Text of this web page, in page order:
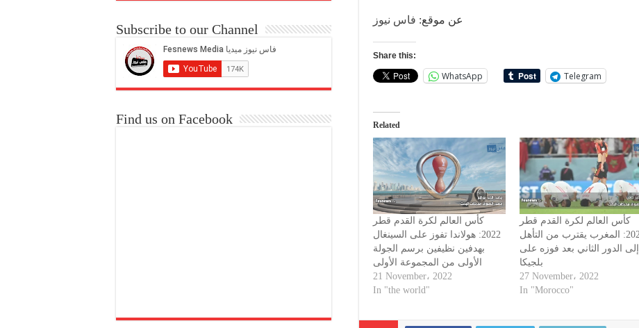
عن موقع: فاس نيوز
Share this:
WhatsApp Telegram
Related
كأس العالم لكرة القدم قطر
2022: هولاندا تفوز على السينغال
بهدفين نظيفين برسم الجولة
الأولى من المجموعة الأولى
21 November، 2022
In "the world"
كأس العالم لكرة القدم قطر
2022: المغرب يقترب من التأهل
إلى الدور الثاني بعد فوزه على
بلجيكا
27 November، 2022
In "Morocco"
Subscribe to our Channel
Find us on Facebook